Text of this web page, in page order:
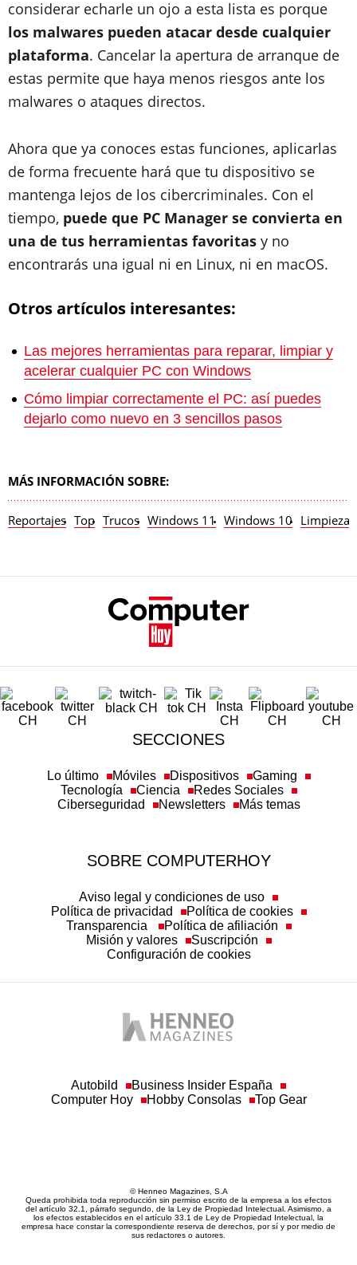
considerar echarle un ojo a esta lista es porque
los malwares pueden atacar desde cualquier
plataforma. Cancelar la apertura de arranque de
estas permite que haya menos riesgos ante los
malwares o ataques directos.
Ahora que ya conoces estas funciones, aplicarlas
de forma frecuente hará que tu dispositivo se
mantenga lejos de los cibercriminales. Con el
tiempo, puede que PC Manager se convierta en
una de tus herramientas favoritas y no
encontrarás una igual ni en Linux, ni en macOS.
Otros artículos interesantes:
Las mejores herramientas para reparar, limpiar y
acelerar cualquier PC con Windows
Cómo limpiar correctamente el PC: así puedes
dejarlo como nuevo en 3 sencillos pasos
MÁS INFORMACIÓN SOBRE:
Reportajes Top Trucos Windows 11 Windows 10 Limpieza
SECCIONES
Tecnología
Ciencia
Redes Sociales
Ciberseguridad
Newsletters Más temas
Política de privacidad
Política de cookies
Transparencia
Política de afiliación
Misión y valores
Suscripción
Configuración de cookies
Computer Hoy
Hobby Consolas Top Gear
del artículo 32.1, párrafo segundo, de la Ley de Propiedad Intelectual. Asimismo, a
los efectos establecidos en el artículo 33.1 de Ley de Propiedad Intelectual, la
empresa hace constar la correspondiente reserva de derechos, por sí y por medio de
sus redactores o autores.